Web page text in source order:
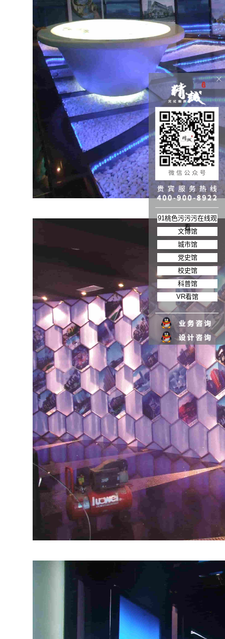
91桃色污污污在线观
看
文博馆
城市馆
党史馆
校史馆
科普馆
VR看馆